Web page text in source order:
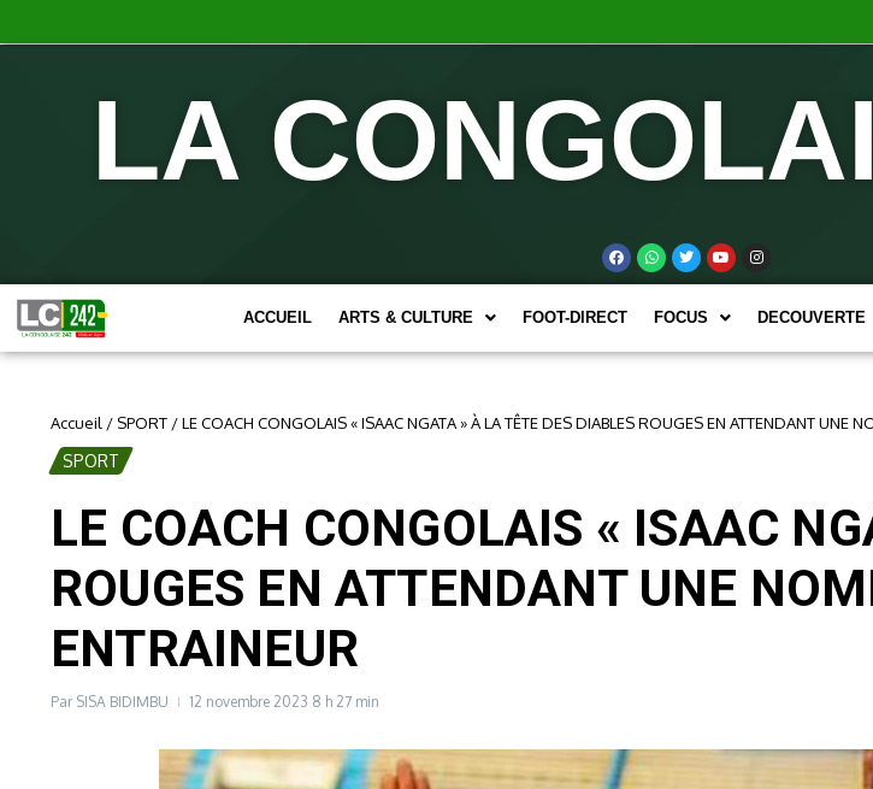
LA
ACCUEIL ARTS & CULTURE FOOT-DIRECT FOCUS DECOUVERTE
Accueil / SPORT /LE COACH CONGOLAIS « ISAAC NGATA » À LA TÊTE DES DIABLES ROUGES EN ATTENDANT UNE
SPORT
LE COACH CONGOLAIS « ISAAC
ROUGES EN ATTENDANT UNE
ENTRAINEUR
Par SISA BIDIMBU 12 novembre 2023 8 h 27 min